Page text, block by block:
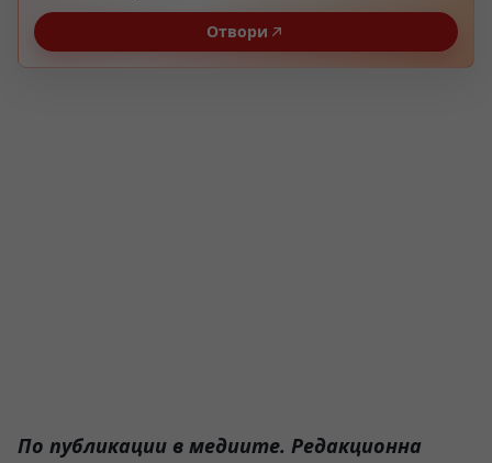
Отвори
По публикации в медиите. Редакционна